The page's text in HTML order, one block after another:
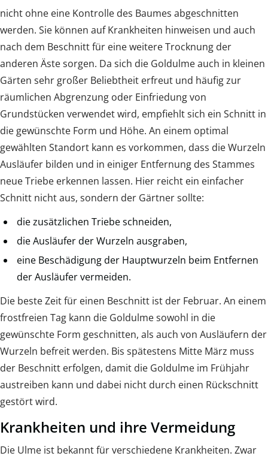
nicht ohne eine Kontrolle des Baumes abgeschnitten
werden. Sie können auf Krankheiten hinweisen und auch
nach dem Beschnitt für eine weitere Trocknung der
anderen Äste sorgen. Da sich die Goldulme auch in kleinen
Gärten sehr großer Beliebtheit erfreut und häufig zur
räumlichen Abgrenzung oder Einfriedung von
Grundstücken verwendet wird, empfiehlt sich ein Schnitt in
die gewünschte Form und Höhe. An einem optimal
gewählten Standort kann es vorkommen, dass die Wurzeln
Ausläufer bilden und in einiger Entfernung des Stammes
neue Triebe erkennen lassen. Hier reicht ein einfacher
Schnitt nicht aus, sondern der Gärtner sollte:
die zusätzlichen Triebe schneiden,
die Ausläufer der Wurzeln ausgraben,
eine Beschädigung der Hauptwurzeln beim Entfernen
der Ausläufer vermeiden.
Die beste Zeit für einen Beschnitt ist der Februar. An einem
frostfreien Tag kann die Goldulme sowohl in die
gewünschte Form geschnitten, als auch von Ausläufern der
Wurzeln befreit werden. Bis spätestens Mitte März muss
der Beschnitt erfolgen, damit die Goldulme im Frühjahr
austreiben kann und dabei nicht durch einen Rückschnitt
gestört wird.
Krankheiten und ihre Vermeidung
Die Ulme ist bekannt für verschiedene Krankheiten. Zwar